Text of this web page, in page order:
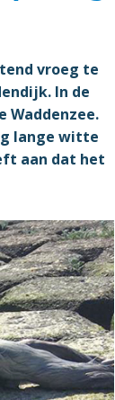
vroeg te
In de
Waddenzee.
lange witte
aan dat het